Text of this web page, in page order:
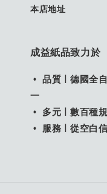
本店地址
成益紙品致力於
• 品質｜德國全
一
• 多元｜數百種
• 服務｜從空白